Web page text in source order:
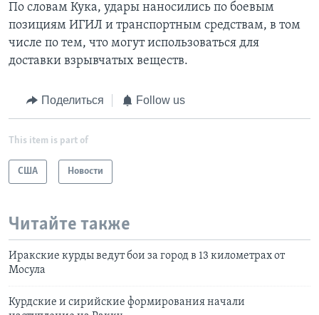
По словам Кука, удары наносились по боевым
позициям ИГИЛ и транспортным средствам, в том
числе по тем, что могут использоваться для
доставки взрывчатых веществ.
Поделиться Follow us
This item is part of
США Новости
Читайте также
Иракские курды ведут бои за город в 13 километрах от
Мосула
Курдские и сирийские формирования начали